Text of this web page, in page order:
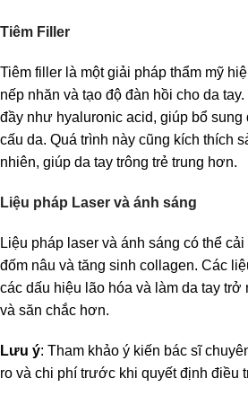
Tiêm Filler
Tiêm filler là một giải pháp thẩm mỹ
nếp nhăn và tạo độ đàn hồi cho da
đầy như hyaluronic acid, giúp bổ sung
cấu da. Quá trình này cũng kích thích
nhiên, giúp da tay trông trẻ trung hơn.
Liệu pháp Laser và ánh sáng
Liệu pháp laser và ánh sáng có thể
đốm nâu và tăng sinh collagen. Các
các dấu hiệu lão hóa và làm da tay trở
và săn chắc hơn.
Lưu ý: Tham khảo ý kiến bác sĩ
ro và chi phí trước khi quyết định điều